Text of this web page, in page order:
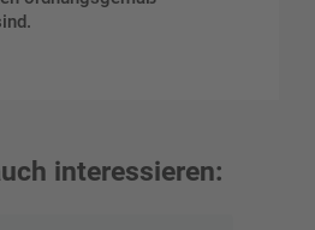
interessieren: